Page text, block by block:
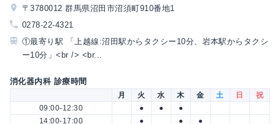
〒3780012 群馬県沼田市沼須町910番地1
0278-22-4321
①最寄り駅 「上越線:沼田駅からタクシー10分、岩本駅からタクシ
ー10分」<br /> <br...
消化器内科 診療時間
月 火 水 木 金 土 日
祝
09:00-12:30
● ●
●
14:00-17:00
● ● ●